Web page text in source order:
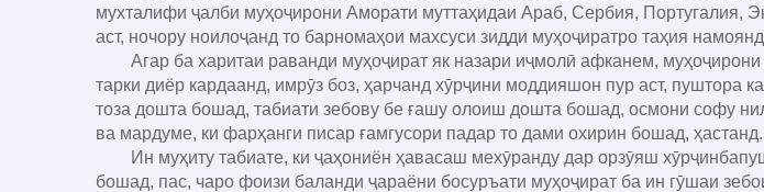
мухталифи ҷалби муҳоҷирони Аморати муттаҳидаи Араб, Сербия, Португалия,
аст, ночору ноилоҷанд то барномаҳои махсуси зидди муҳоҷиратро таҳия
Агар ба харитаи раванди муҳоҷират як назари иҷмолӣ афканем,
тарки диёр кардаанд, имрӯз боз, ҳарчанд хӯрҷини моддияшон пур аст, пуштора
тоза дошта бошад, табиати зебову бе ғашу олоиш дошта бошад, осмони софу
ва мардуме, ки фарҳанги писар ғамгусори падар то дами охирин бошад, ҳастанд.
Ин муҳиту табиате, ки ҷаҳониён ҳавасаш мехӯранду дар орзӯяш
бошад, пас, чаро фоизи баланди ҷараёни босуръати муҳоҷират ба ин гӯшаи